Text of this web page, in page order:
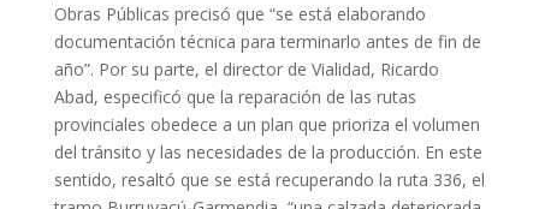
Obras Públicas precisó que “se está elaborando
documentación técnica para terminarlo antes de fin de
año”. Por su parte, el director de Vialidad, Ricardo
Abad, especificó que la reparación de las rutas
provinciales obedece a un plan que prioriza el volumen
del tránsito y las necesidades de la producción. En este
sentido, resaltó que se está recuperando la ruta 336, el